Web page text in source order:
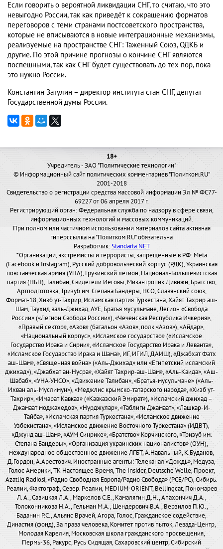
Если говорить о вероятной ликвидации СНГ, то считаю, что это
невыгодно России, так как приведёт к сокращению форматов
переговоров с теми странами постсоветского пространства,
которые не вписываются в новые интеграционные механизмы,
реализуемые на пространстве СНГ: Таженный Союз, ОДКБ и
другие. По этой причине прогнозы о кончине СНГ являются
поспешными, так как СНГ будет существовать до тех пор, пока
это нужно России.
Константин Затулин – директор института стан СНГ, депутат
Государственной думы России.
18+
Учредитель - ЗАО "Политические технологии"
© Информационный сайт политических комментариев "Политком.RU"
2001-2018
Свидетельство о регистрации средства массовой информации Эл № ФС77-
69227 от 06 апреля 2017 г.
Регистрирующий орган: Федеральная служба по надзору в сфере связи,
информационных технологий и массовых коммуникаций.
При полном или частичном использовании материалов сайта активная
гиперссылка на "Политком.RU" обязательна
Разработчик:Standarta.NET
*Организации, экстремисты и террористы, запрещенные в РФ: Meta
(Facebook и Instagram), Русский добровольческий корпус (РДК), Украинская
повстанческая армия (УПА), Грузинский легион, Национал-Большевистская
партия (НБП), Талибан, Свидетели Иеговы, Мизантропик Дивижн, Братство,
Артподготовка, Тризуб им. Степана Бандеры, НСО, Славянский союз,
Формат-18, Хизб ут-Тахрир, Исламская партия Туркестана, Хайят Тахрир аш-
Шам, Таухид валь-Джихад, АУЕ, Братья мусульмане, Легион «Свобода
России» («Легион Свобода России»), «Чеченская Республика Ичкерия»,
«Правый сектор», «Азов» (батальон «Азов», полк «Азов»), «Айдар»,
«Национальный корпус», «Исламское государство» («Исламское
Государство Ирака и Сирии», «Исламское Государство Ирака и Леванта»,
«Исламское Государство Ирака и Шама», ИГ, ИГИЛ, ДАИШ), «Джабхат Фатх
аш-Шам», «Священная война» («Аль-Джихад» или «Египетский исламский
джихад»), «Джабхат ан-Нусра», «Хайят Тахрир-аш-Шам», «Аль-Каида», «Аш-
Шабаб», «УНА-УНСО», «Движение Талибан», «Братья-мусульмане» («Аль-
Ихван аль-Муслимун»), «Меджлис крымско-татарского народа», «Хизб ут-
Тахрир», «Имарат Кавказ» («Кавказский Эмират»), «Исламский джихад –
Джамаат моджахедов», «Нурджулар», «Таблиги Джамаат», «Лашкар-И-
Тайба», «Исламская партия Туркестана», «Исламское движение
Узбекистана», «Исламское движение Восточного Туркестана» (ИДВТ),
«Джунд аш-Шам», «АУМ Синрике», «Братство» Корчинского, «Тризуб им.
Степана Бандеры», «Организация украинских националистов» (ОУН),
международное общественное движение ЛГБТ, А.Навальный, К.Буданов,
Д.Гордон, А.Арестович. Иностранные агенты: Телеканал «Дождь», Медуза,
Голос Америки, ТК Настоящее Время, The Insider, Deutsche Welle, Проект,
Azatliq Radiosi, «Радио Свободная Европа/Радио Свобода» (PCE/PC), Сибирь.
Реалии, Фактограф, Север. Реалии, MEDIUM-ORIENT, Bellingcat, Пономарев
Л. А., Савицкая Л.А., Маркелов С.Е., Камалягин Д.Н., Апахончич Д.А.,
Толоконникова Н.А., Гельман М.А., Шендерович В.А., Верзилов П.Ю.,
Баданин Р.С., Альянс Врачей, Агора, Голос, Гражданское содействие,
Династия (фонд), За права человека, Комитет против пыток, Левада-Центр,
Молодая Карелия, Московская школа гражданского просвещения,
Пермь-36, Ракурс, Русь Сидящая, Сахаровский центр, Сибирский